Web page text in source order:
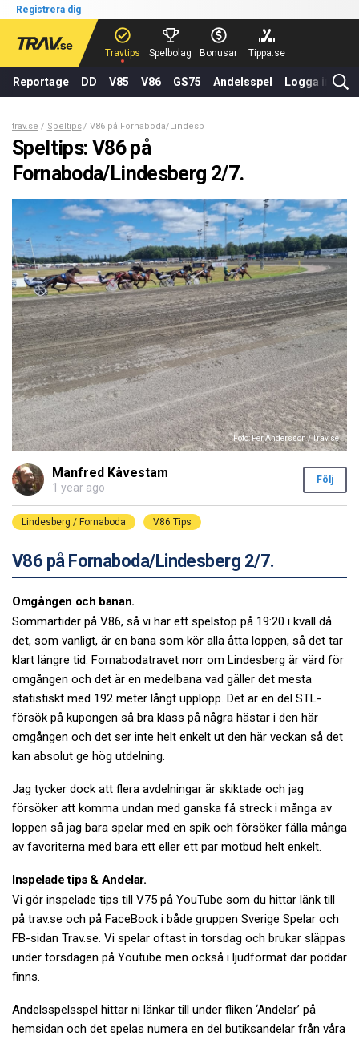
Registrera dig
Travtips Spelbolag Bonusar Tippa.se
Reportage DD V85 V86 GS75 Andelsspel Logga in
trav.se Speltips V86 på Fornaboda/Lindesberg 2/7.
Speltips: V86 på
Fornaboda/Lindesberg 2/7.
Foto: Per Andersson / Trav.se
Manfred Kåvestam
1 year ago
Följ
Lindesberg / Fornaboda V86 Tips
V86 på Fornaboda/Lindesberg 2/7.
Omgången och banan.
Sommartider på V86, så vi har ett spelstop på 19:20 i kväll då
det, som vanligt, är en bana som kör alla åtta loppen, så det tar
klart längre tid. Fornabodatravet norr om Lindesberg är värd för
omgången och det är en medelbana vad gäller det mesta
statistiskt med 192 meter långt upplopp. Det är en del STL-
försök på kupongen så bra klass på några hästar i den här
omgången och det ser inte helt enkelt ut den här veckan så det
kan absolut ge hög utdelning.
Jag tycker dock att flera avdelningar är skiktade och jag
försöker att komma undan med ganska få streck i många av
loppen så jag bara spelar med en spik och försöker fälla många
av favoriterna med bara ett eller ett par motbud helt enkelt.
Inspelade tips & Andelar.
Vi gör inspelade tips till V75 på YouTube som du hittar länk till
på trav.se och på FaceBook i både gruppen Sverige Spelar och
FB-sidan Trav.se. Vi spelar oftast in torsdag och brukar släppas
under torsdagen på Youtube men också i ljudformat där poddar
finns.
Andelsspelsspel hittar ni länkar till under fliken ‘Andelar’ på
hemsidan och det spelas numera en del butiksandelar från våra